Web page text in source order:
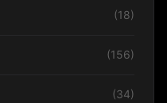
(18)
(156)
(34)